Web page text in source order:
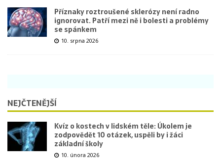
Příznaky roztroušené sklerózy není radno
ignorovat. Patří mezi ně i bolesti a problémy
se spánkem
10. srpna 2026
NEJČTENĚJŠÍ
Kvíz o kostech v lidském těle: Úkolem je
zodpovědět 10 otázek, uspěli by i žáci
základní školy
10. února 2026